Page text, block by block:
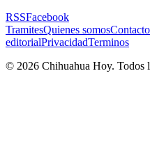
RSSFacebook
TramitesQuienes somosContacto
editorialPrivacidadTerminos
© 2026 Chihuahua Hoy. Todos